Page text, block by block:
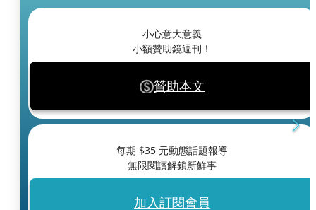
小心意大意義
小額贊助鏡週刊！
贊助本文
每期 $35 元動態話題報導
無限閱讀解鎖新鮮事
加入訂閱會員